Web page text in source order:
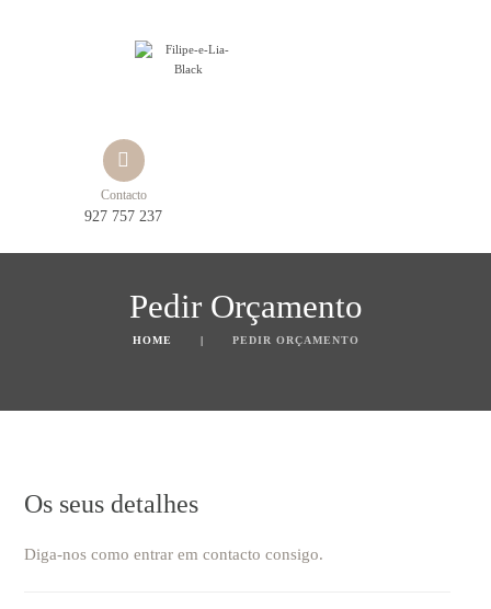
Contacto
927 757 237
Pedir Orçamento
HOME PEDIR ORÇAMENTO
Os seus detalhes
Diga-nos como entrar em contacto consigo.